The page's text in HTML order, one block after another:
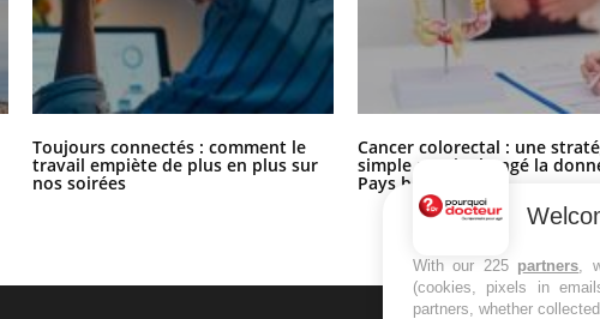
Toujours connectés : comment le
travail empiète de plus en plus sur
nos soirées
Cancer colorectal : une
simple aurait changé la
Pays basque
With our 225 partners,
(cookies, pixels in
partners, whether